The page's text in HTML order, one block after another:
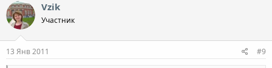
Vzik
Участник
13 Янв 2011 #9